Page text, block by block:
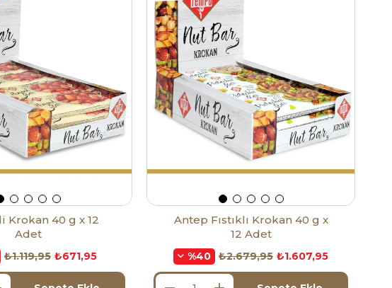
Krokan 40 g x 12
Adet
₺671,95
₺1.119,95
Antep Fıstıklı Krokan 40 g x
12 Adet
%40 ₺1.607,95
₺2.679,95